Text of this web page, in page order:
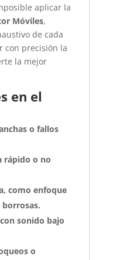
aplicar la
Móviles,
de cada
con precisión la
la mejor
en el
o fallos
rápido o no
como enfoque
sonido bajo
o